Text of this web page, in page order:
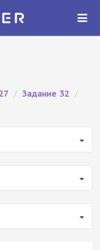
ОТКРЫТЬ
/ Задание 32 /